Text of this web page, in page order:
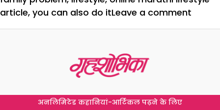
article, you can also do itLeave a comment
अनलिमिटेड कहानियां-आर्टिकल पढ़ने के लिए